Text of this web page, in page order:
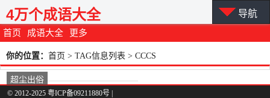
首页 成语大全 更多
4万个成语大全 导航
你的位置： 首页 > TAG信息列表 > CCCS
超尘出俗
© 2012-2025 粤ICP备09211880号 |